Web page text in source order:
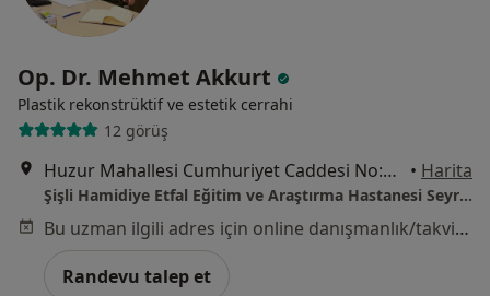
Op. Dr. Mehmet Akkurt
Plastik rekonstrüktif ve estetik cerrahi
12 görüş
Huzur Mahallesi Cumhuriyet Caddesi No:1 Sarıyer, İstanbul, Sarıyer • Harita
Şişli Hamidiye Etfal Eğitim ve Araştırma Hastanesi Seyrantepe Yerleşkesi
Bu uzman ilgili adres için online danışmanlık/takvim sunmuyor.
Randevu talep et